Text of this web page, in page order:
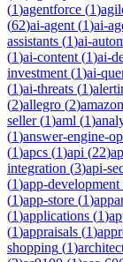
(1)agentforce (1)
(62)ai-agent (1)ai-
assistants (1)ai-
(1)ai-content (1)ai-
investment (1)ai-
(1)ai-threats (1)
(2)allegro (2)amazon
seller(1)aml (1)
(1)answer-engine-
(1)apcs (1)api (22)
integration (3)api-
(1)app-development
(1)app-store (1)
(1)applications (1)
(1)appraisals (1)
shopping (1)